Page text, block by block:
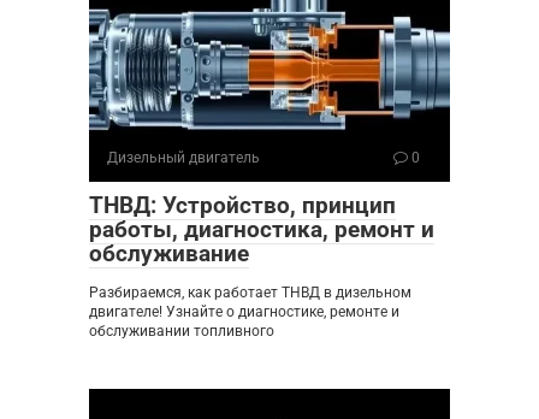
Дизельный двигатель 0
ТНВД: Устройство, принцип
работы, диагностика, ремонт и
обслуживание
Разбираемся, как работает ТНВД в дизельном
двигателе! Узнайте о диагностике, ремонте и
обслуживании топливного